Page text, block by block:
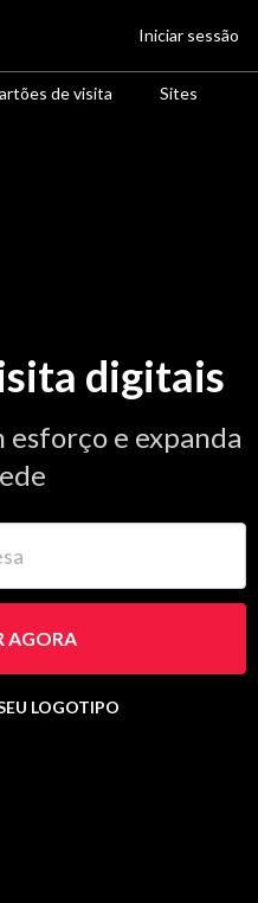
de visita Sites
Iniciar sessão
digitais
esforço e expanda
AGORA
LOGOTIPO